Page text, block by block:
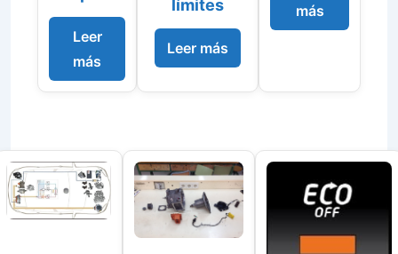
Leer
más
límites
Leer más
más